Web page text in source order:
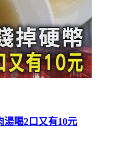
喝2口又有10元